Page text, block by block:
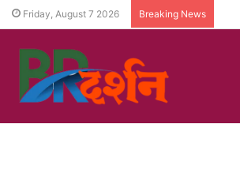
Friday, August 7 2026 Breaking News